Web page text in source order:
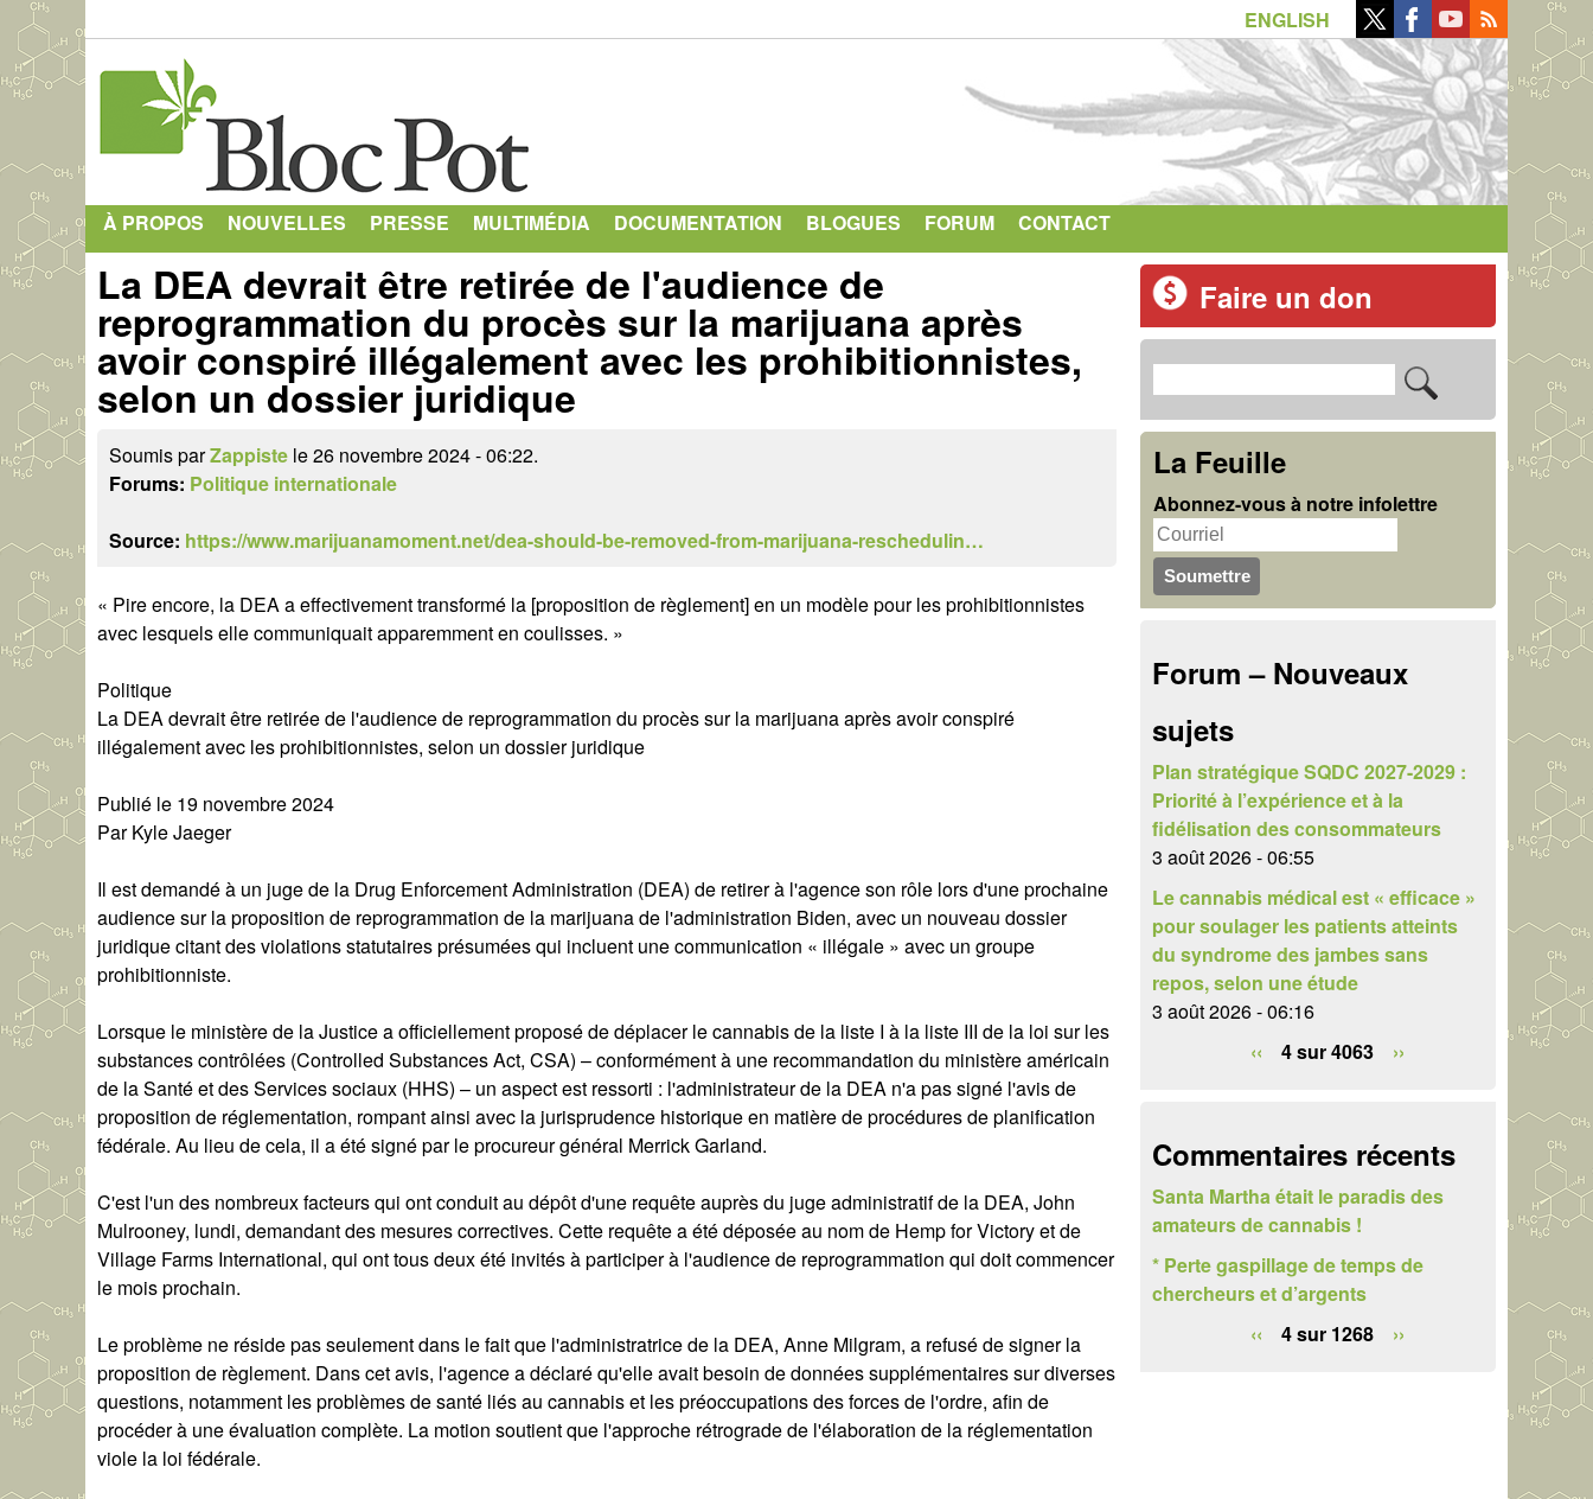
ENGLISH
À PROPOS NOUVELLES PRESSE MULTIMÉDIA DOCUMENTATION BLOGUES FORUM CONTACT
La DEA devrait être retirée de l'audience de
reprogrammation du procès sur la marijuana après
avoir conspiré illégalement avec les prohibitionnistes,
selon un dossier juridique
Soumis parZappiste le 26 novembre 2024 - 06:22.
Forums: Politique internationale
Source: https://www.marijuanamoment.net/dea-should-be-removed-from-marijuana-reschedulin…
« Pire encore, la DEA a effectivement transformé la [proposition de règlement] en un modèle pour les prohibitionnistes
avec lesquels elle communiquait apparemment en coulisses. »
Politique
La DEA devrait être retirée de l'audience de reprogrammation du procès sur la marijuana après avoir conspiré
illégalement avec les prohibitionnistes, selon un dossier juridique
Publié le 19 novembre 2024
Par Kyle Jaeger
Il est demandé à un juge de la Drug Enforcement Administration (DEA) de retirer à l'agence son rôle lors d'une prochaine
audience sur la proposition de reprogrammation de la marijuana de l'administration Biden, avec un nouveau dossier
juridique citant des violations statutaires présumées qui incluent une communication « illégale » avec un groupe
prohibitionniste.
Lorsque le ministère de la Justice a officiellement proposé de déplacer le cannabis de la liste I à la liste III de la loi sur les
substances contrôlées (Controlled Substances Act, CSA) – conformément à une recommandation du ministère américain
de la Santé et des Services sociaux (HHS) – un aspect est ressorti : l'administrateur de la DEA n'a pas signé l'avis de
proposition de réglementation, rompant ainsi avec la jurisprudence historique en matière de procédures de planification
fédérale. Au lieu de cela, il a été signé par le procureur général Merrick Garland.
C'est l'un des nombreux facteurs qui ont conduit au dépôt d'une requête auprès du juge administratif de la DEA, John
Mulrooney, lundi, demandant des mesures correctives. Cette requête a été déposée au nom de Hemp for Victory et de
Village Farms International, qui ont tous deux été invités à participer à l'audience de reprogrammation qui doit commencer
le mois prochain.
Le problème ne réside pas seulement dans le fait que l'administratrice de la DEA, Anne Milgram, a refusé de signer la
proposition de règlement. Dans cet avis, l'agence a déclaré qu'elle avait besoin de données supplémentaires sur diverses
questions, notamment les problèmes de santé liés au cannabis et les préoccupations des forces de l'ordre, afin de
procéder à une évaluation complète. La motion soutient que l'approche rétrograde de l'élaboration de la réglementation
viole la loi fédérale.
Faire un don
F
o
r
m
u
l
i
r
e
d
e
r
e
c
c
h
e
c
h
e
r
c
e
La Feuille
Abonnez-vous à notre infolettre
Forum – Nouveaux
sujets
Plan stratégique SQDC 2027-2029 :
Priorité à l’expérience et à la
fidélisation des consommateurs
3 août 2026 - 06:55
Le cannabis médical est « efficace »
pour soulager les patients atteints
du syndrome des jambes sans
repos, selon une étude
3 août 2026 - 06:16
‹‹
4 sur 4063 ››
Commentaires récents
Santa Martha était le paradis des
amateurs de cannabis !
* Perte gaspillage de temps de
chercheurs et d’argents
‹‹
4 sur 1268 ››